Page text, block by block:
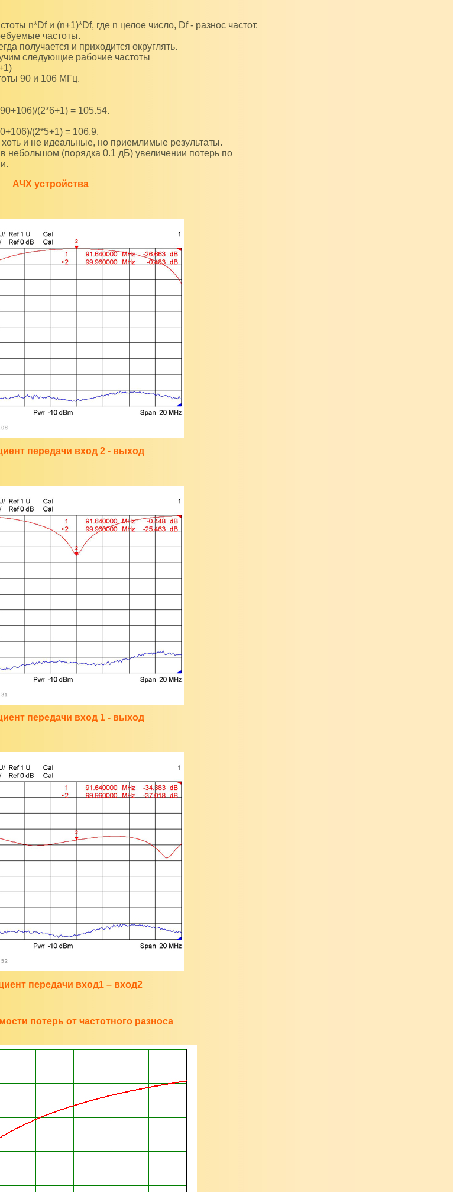
n*Df и (n+1)*Df, где n целое число, Df - разнос частот.
частоты.
получается и приходится округлять.
следующие рабочие частоты
90 и 106 МГц.
(2*6+1) = 105.54.
(2*5+1) = 106.9.
и не идеальные, но приемлимые результаты.
небольшом (порядка 0.1 дБ) увеличении потерь по
АЧХ устройства
передачи вход 2 - выход
передачи вход 1 - выход
передачи вход1 – вход2
потерь от частотного разноса